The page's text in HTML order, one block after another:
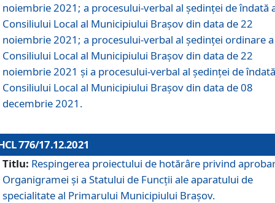
noiembrie 2021; a procesului-verbal al şedinţei de îndată
Consiliului Local al Municipiului Braşov din data de 22
noiembrie 2021; a procesului-verbal al şedinţei ordinare a
Consiliului Local al Municipiului Braşov din data de 22
noiembrie 2021 și a procesului-verbal al şedinţei de
Consiliului Local al Municipiului Braşov din data de 08
decembrie 2021.
776/17.12.2021
Titlu: Respingerea proiectului de hotărâre privind
Organigramei şi a Statului de Funcţii ale aparatului de
specialitate al Primarului Municipiului Braşov.